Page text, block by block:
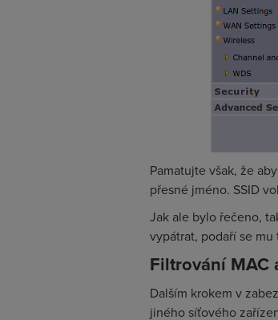
Pamatujte však, že
přesné jméno. SSID
Jak ale bylo řečeno,
vypátrat, podaří se
Filtrování MAC
Dalším krokem v
jiného síťového